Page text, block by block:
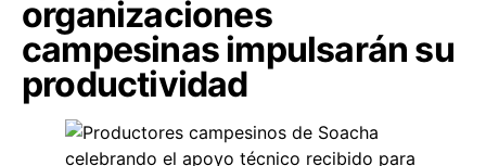
organizaciones
campesinas impulsarán su
productividad